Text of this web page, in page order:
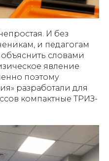
И без
и педагогам
словами
явление
поэтому
разработали для
компактные ТРИЗ-